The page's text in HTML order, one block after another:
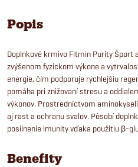
Popis
Doplnkové krmivo Fitmin Purity Šport
zvýšenom fyzickom výkone a
energie, čím podporuje rýchlejšiu
pomáha pri znižovaní stresu a
výkonov. Prostredníctvom
aj rast a ochranu svalov. Pôsobí
posilnenie imunity vďaka použitiu β-
Benefity